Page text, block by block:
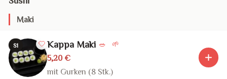
Maki
S1 Kappa Maki 🥗 🌱
5,20 €
mit Gurken (8 Stk.)